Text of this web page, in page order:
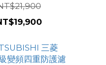
型) DW-T15FT-
W 奶油白